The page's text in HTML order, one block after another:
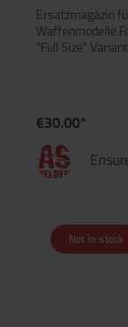
Ersatzmagazin
"Full Size"
€30.00*
Not in stock